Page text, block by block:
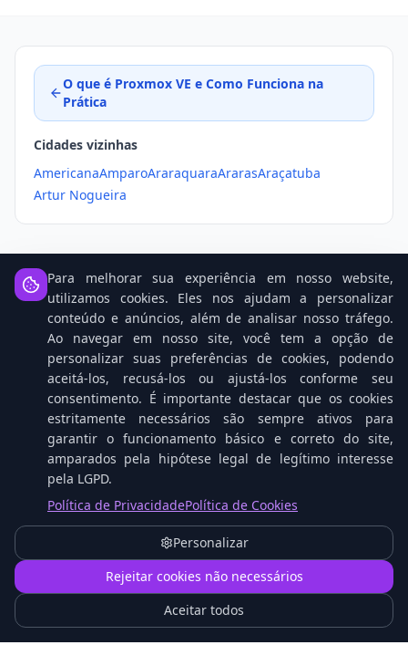
O que é Proxmox VE e Como Funciona na
Prática
Cidades vizinhas
AmericanaAmparoAraraquaraArarasAraçatuba
Artur Nogueira
Notícias Relacionadas
O que é Proxmox VE e Como Funciona na
Prática
1
Para melhorar sua experiência em nosso website,
utilizamos cookies. Eles nos ajudam a personalizar
conteúdo e anúncios, além de analisar nosso tráfego.
Ao navegar em nosso site, você tem a opção de
personalizar suas preferências de cookies, podendo
aceitá-los, recusá-los ou ajustá-los conforme seu
consentimento. É importante destacar que os cookies
estritamente necessários são sempre ativos para
garantir o funcionamento básico e correto do site,
amparados pela hipótese legal de legítimo interesse
pela LGPD.
Política de PrivacidadePolítica de Cookies
Personalizar
Rejeitar cookies não necessários
Aceitar todos